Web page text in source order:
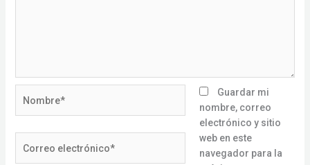
electrónico*
Guardar mi
nombre, correo
electrónico y sitio
web en este
navegador para la